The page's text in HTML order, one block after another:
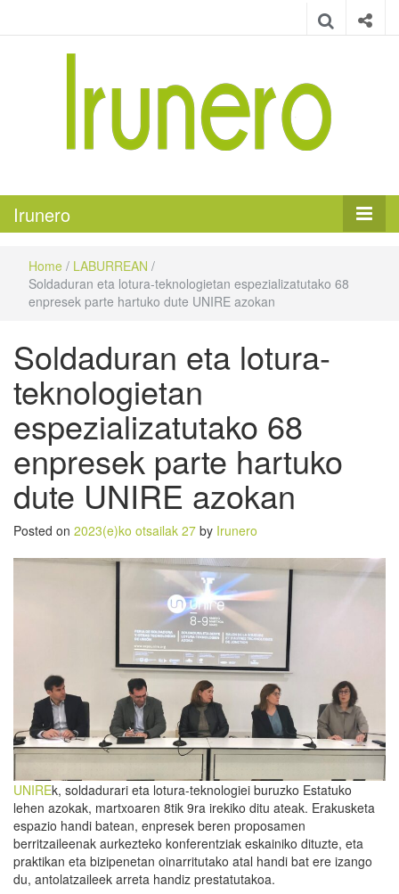
Irunero
Home / LABURREAN /
Soldaduran eta lotura-teknologietan espezializatutako 68
enpresek parte hartuko dute UNIRE azokan
Soldaduran eta lotura-
teknologietan
espezializatutako 68
enpresek parte hartuko
dute UNIRE azokan
Posted on 2023(e)ko otsailak 27 by Irunero
UNIREk, soldadurari eta lotura-teknologiei buruzko Estatuko
lehen azokak, martxoaren 8tik 9ra irekiko ditu ateak. Erakusketa
espazio handi batean, enpresek beren proposamen
berritzaileenak aurkezteko konferentziak eskainiko dituzte, eta
praktikan eta bizipenetan oinarritutako atal handi bat ere izango
du, antolatzaileek arreta handiz prestatutakoa.